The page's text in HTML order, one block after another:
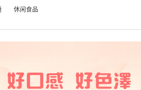
休闲食品